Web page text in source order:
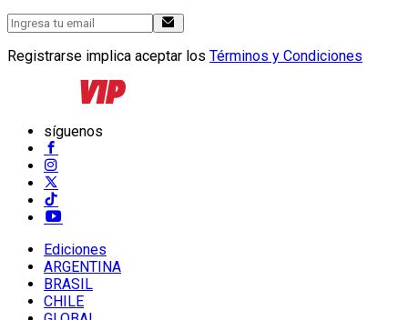
Registrarse implica aceptar los Términos y Condiciones
síguenos
Ediciones
ARGENTINA
BRASIL
CHILE